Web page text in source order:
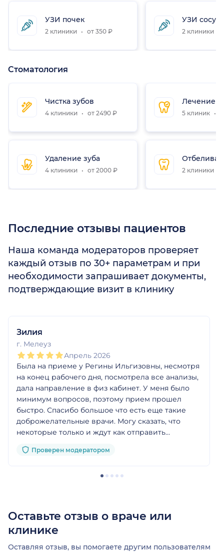
УЗИ почек
2 клиники от 350 ₽
УЗИ
2 клиники
Стоматология
Чистка зубов
4 клиники от 2490 ₽
Удаление зуба
4 клиники от 2000 ₽
Лечение
5 клиник
2 клиники
Последние отзывы пациентов
Наша команда модераторов проверяет
каждый отзыв по 30+ параметрам и при
необходимости запрашивает документы,
подтверждающие визит в клинику
Зилия
г. Мелеуз
Апрель 2026
Была на приеме у Регины Ильгизовны, несмотря
на конец рабочего дня, посмотрела все анализы,
дала направление в физ кабинет. У меня было
минимум вопросов, поэтому прием прошел
быстро. Спасибо большое что есть еще такие
доброжелательные врачи. Могу сказать, что
некоторые только и ждут как отправить
приходится выпрашивать
Проверен модератором
Оставьте отзыв о враче или
клинике
Оставляя отзыв, вы помогаете другим пользователям